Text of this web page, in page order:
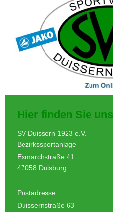
Hier finden Sie uns
SV Duissern 1923 e.V.
Bezirkssportanlage
Esmarchstraße 41
47058 Duisburg
Postadresse:
Duissernstraße 63